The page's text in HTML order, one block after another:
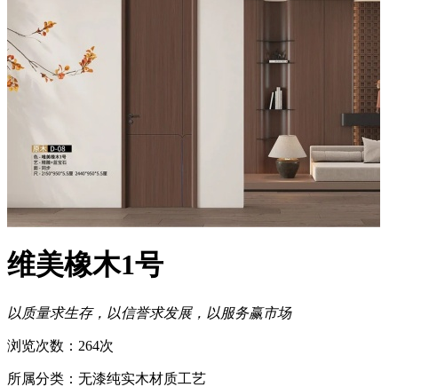
维美橡木1号
以质量求生存，以信誉求发展，以服务赢市场
浏览次数：264次
所属分类：无漆纯实木材质工艺